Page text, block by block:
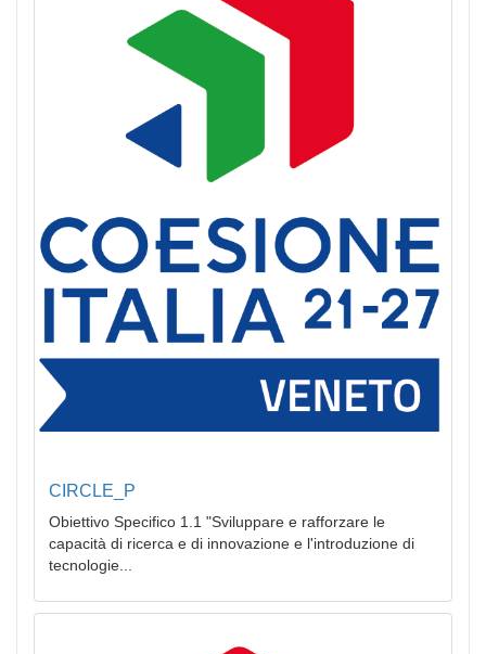
CIRCLE_P
Obiettivo Specifico 1.1 "Sviluppare e rafforzare le
capacità di ricerca e di innovazione e l'introduzione di
tecnologie...